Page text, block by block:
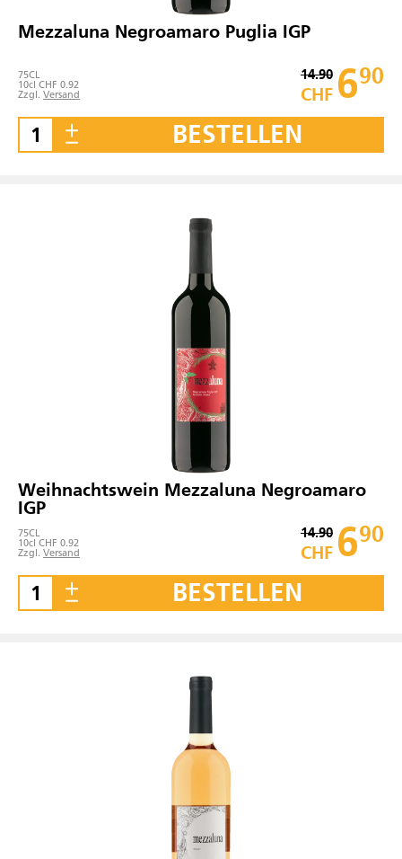
Mezzaluna Negroamaro Puglia IGP
75CL
10cl CHF 0.92
Zzgl. Versand
14.90
CHF 690
BESTELLEN
Weihnachtswein Mezzaluna Negroamaro
IGP
75CL
10cl CHF 0.92
Zzgl. Versand
14.90
CHF 690
BESTELLEN